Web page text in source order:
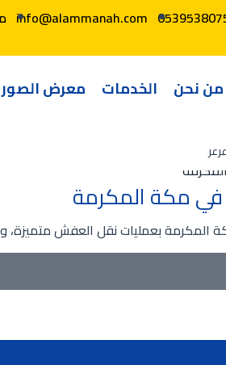
info@alammanah.com
من نحن الخدمات معرض الصور
مكة المكرمة
بعمليات نقل العفش متميزة،